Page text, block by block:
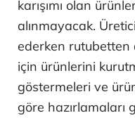
karışımı olan
alınmayacak.
ederken rutubetten
için ürünlerini
göstermeleri ve
göre hazırlamaları